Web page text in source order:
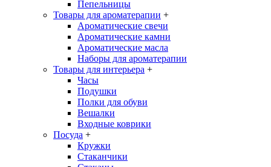
Пепельницы
Товары для ароматерапии +
Ароматические свечи
Ароматические камни
Ароматические масла
Наборы для ароматерапии
Товары для интерьера +
Часы
Подушки
Полки для обуви
Вешалки
Входные коврики
Посуда +
Кружки
Стаканчики